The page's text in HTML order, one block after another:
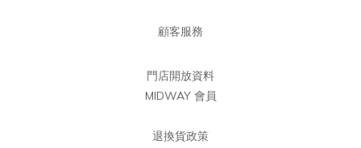
顧客服務
門店開放資料
MIDWAY 會員
退換貨政策